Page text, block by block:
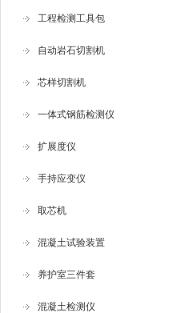
工程检测工具包
自动岩石切割机
芯样切割机
一体式钢筋检测仪
扩展度仪
手持应变仪
取芯机
混凝土试验装置
养护室三件套
混凝土检测仪